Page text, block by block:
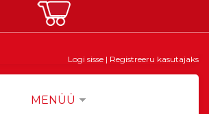
Logi sisse | Registreeru kasutajaks
MENÜÜ